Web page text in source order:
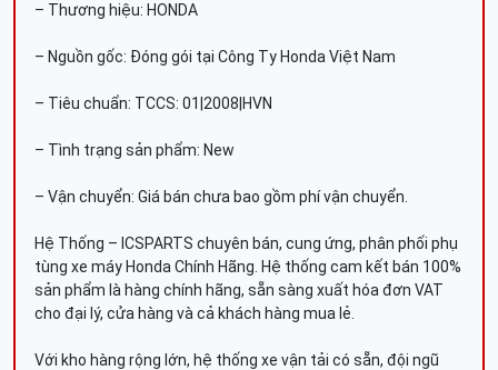
– Thương hiệu: HONDA
– Nguồn gốc: Đóng gói tại Công Ty Honda Việt Nam
– Tiêu chuẩn: TCCS: 01|2008|HVN
– Tình trạng sản phẩm: New
– Vận chuyển: Giá bán chưa bao gồm phí vận chuyển.
Hệ Thống – ICSPARTS chuyên bán, cung ứng, phân phối phụ
tùng xe máy Honda Chính Hãng. Hệ thống cam kết bán 100%
sản phẩm là hàng chính hãng, sẵn sàng xuất hóa đơn VAT
cho đại lý, cửa hàng và cả khách hàng mua lẻ.
Với kho hàng rộng lớn, hệ thống xe vận tải có sẵn, đội ngũ